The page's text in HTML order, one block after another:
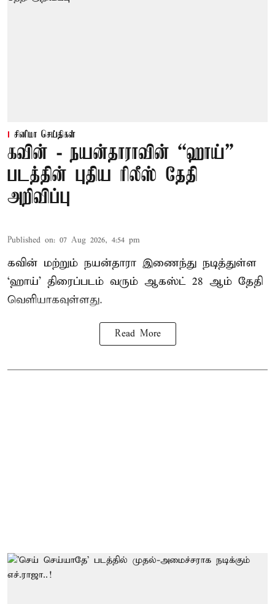
சினிமா செய்திகள்
கவின் - நயன்தாராவின் “ஹாய்”
படத்தின் புதிய ரிலீஸ் தேதி
அறிவிப்பு
Published on: 07 Aug 2026, 4:54 pm
கவின் மற்றும் நயன்தாரா இணைந்து நடித்துள்ள
‘ஹாய்’ திரைப்படம் வரும் ஆகஸ்ட் 28 ஆம் தேதி
வெளியாகவுள்ளது.
Read More